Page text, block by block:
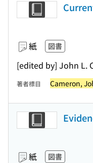
紙 図書
[edited by] John L.
著者標目 Cameron,
紙 図書